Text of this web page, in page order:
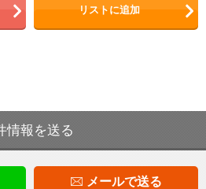
リストに追加
情報を送る
メールで送る